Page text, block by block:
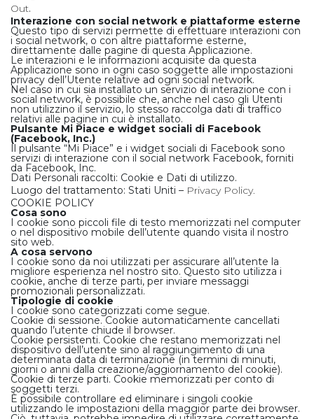
Out.
Interazione con social network e piattaforme esterne
Questo tipo di servizi permette di effettuare interazioni con
i social network, o con altre piattaforme esterne,
direttamente dalle pagine di questa Applicazione.
Le interazioni e le informazioni acquisite da questa
Applicazione sono in ogni caso soggette alle impostazioni
privacy dell’Utente relative ad ogni social network.
Nel caso in cui sia installato un servizio di interazione con i
social network, è possibile che, anche nel caso gli Utenti
non utilizzino il servizio, lo stesso raccolga dati di traffico
relativi alle pagine in cui è installato.
Pulsante Mi Piace e widget sociali di Facebook
(Facebook, Inc.)
Il pulsante “Mi Piace” e i widget sociali di Facebook sono
servizi di interazione con il social network Facebook, forniti
da Facebook, Inc.
Dati Personali raccolti: Cookie e Dati di utilizzo.
Luogo del trattamento: Stati Uniti – Privacy Policy.
COOKIE POLICY
Cosa sono
I cookie sono piccoli file di testo memorizzati nel computer
o nel dispositivo mobile dell’utente quando visita il nostro
sito web.
A cosa servono
I cookie sono da noi utilizzati per assicurare all’utente la
migliore esperienza nel nostro sito. Questo sito utilizza i
cookie, anche di terze parti, per inviare messaggi
promozionali personalizzati.
Tipologie di cookie
I cookie sono categorizzati come segue.
Cookie di sessione. Cookie automaticamente cancellati
quando l’utente chiude il browser.
Cookie persistenti. Cookie che restano memorizzati nel
dispositivo dell’utente sino al raggiungimento di una
determinata data di terminazione (in termini di minuti,
giorni o anni dalla creazione/aggiornamento del cookie).
Cookie di terze parti. Cookie memorizzati per conto di
soggetti terzi.
È possibile controllare ed eliminare i singoli cookie
utilizzando le impostazioni della maggior parte dei browser.